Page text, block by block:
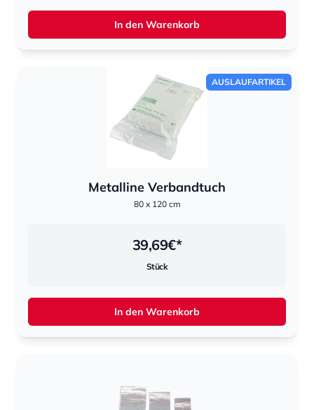
In den Warenkorb
AUSLAUFARTIKEL
Metalline Verbandtuch
80 x 120 cm
39,69€*
Stück
In den Warenkorb